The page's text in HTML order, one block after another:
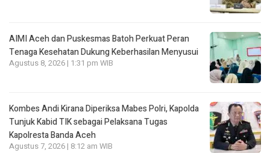
AIMI Aceh dan Puskesmas Batoh Perkuat Peran
Tenaga Kesehatan Dukung Keberhasilan Menyusui
Agustus 8, 2026 | 1:31 pm WIB
Kombes Andi Kirana Diperiksa Mabes Polri, Kapolda
Tunjuk Kabid TIK sebagai Pelaksana Tugas
Kapolresta Banda Aceh
Agustus 7, 2026 | 8:12 am WIB